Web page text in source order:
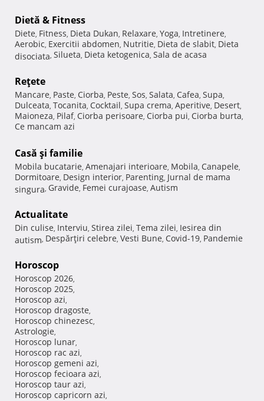
Dietă & Fitness
Diete, Fitness, Dieta Dukan, Relaxare, Yoga, Intretinere,
Aerobic, Exercitii abdomen, Nutritie, Dieta de slabit, Dieta
disociata, Silueta, Dieta ketogenica, Sala de acasa
Reţete
Mancare, Paste, Ciorba, Peste, Sos, Salata, Cafea, Supa,
Dulceata, Tocanita, Cocktail, Supa crema, Aperitive, Desert,
Maioneza, Pilaf, Ciorba perisoare, Ciorba pui, Ciorba burta,
Ce mancam azi
Casă şi familie
Mobila bucatarie, Amenajari interioare, Mobila, Canapele,
Dormitoare, Design interior, Parenting, Jurnal de mama
singura, Gravide, Femei curajoase, Autism
Actualitate
Din culise, Interviu, Stirea zilei, Tema zilei, Iesirea din
autism, Despărţiri celebre, Vesti Bune, Covid-19, Pandemie
Horoscop
Horoscop 2026,
Horoscop 2025,
Horoscop azi,
Horoscop dragoste,
Horoscop chinezesc,
Astrologie,
Horoscop lunar,
Horoscop rac azi,
Horoscop gemeni azi,
Horoscop fecioara azi,
Horoscop taur azi,
Horoscop capricorn azi,